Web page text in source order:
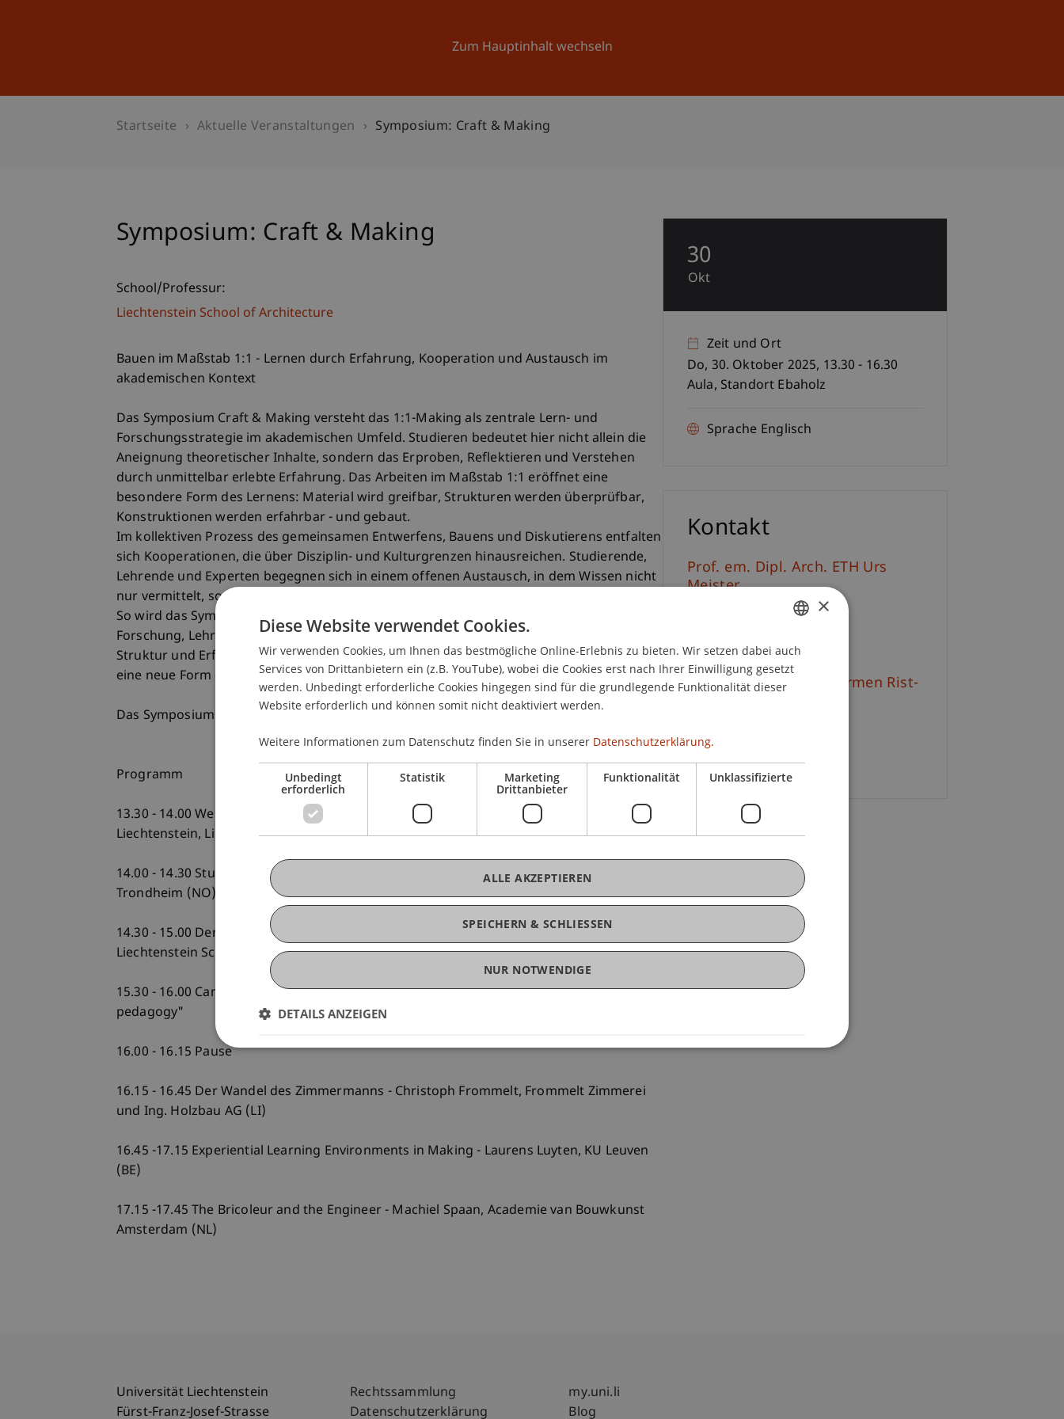
Zum Hauptinhalt wechseln
Universität Aktuelles
Startseite Aktuelle Veranstaltungen Symposium: Craft & Making
Symposium: Craft & Making
School/Professur:
Liechtenstein School of Architecture
Bauen im Maßstab 1:1 - Lernen durch Erfahrung, Kooperation und Austausch im
akademischen Kontext
Das Symposium Craft & Making versteht das 1:1-Making als zentrale Lern- und
Forschungsstrategie im akademischen Umfeld. Studieren bedeutet hier nicht allein die
Aneignung theoretischer Inhalte, sondern das Erproben, Reflektieren und Verstehen
durch unmittelbar erlebte Erfahrung. Das Arbeiten im Maßstab 1:1 eröffnet eine
besondere Form des Lernens: Material wird greifbar, Strukturen werden überprüfbar,
Konstruktionen werden erfahrbar - und gebaut.
Im kollektiven Prozess des gemeinsamen Entwerfens, Bauens und Diskutierens entfalten
sich Kooperationen, die über Disziplin- und Kulturgrenzen hinausreichen. Studierende,
Lehrende und Experten begegnen sich in einem offenen Austausch, in dem Wissen nicht
nur vermittelt, sondern im Tun gemeinsam generiert wird.
So wird das Symposium zu einem akademischen Labor, das die Grenze zwischen
Forschung, Lehre und Praxis auflöst: ein Raum, in dem sich Handwerk und Theorie,
Struktur und Erfahrung, Gemeinschaft und Erkenntnis verschränken - und in dem sich
eine neue Form des Studierens im Maßstab 1:1 entwickelt.
Das Symposium findet auf Englisch statt.
Programm
13.30 - 14.00 Welcome and Intro by Urs Meister & Carmen Rist-Stadelmann, Universität
Liechtenstein, Liechtenstein School of Architecture, Craft & Structure Unit
14.00 - 14.30 Student Workshops at NTNU / Learning from Wood - August Schmid, NTNU
Trondheim (NO)
14.30 - 15.00 Der Ebaholz Bauprozess - Francis Dietz, Universität Liechtenstein,
Liechtenstein School of Architecture
15.30 - 16.00 Camille Fauvel, EPFL Lausanne (CH) "To maintain, care in design and
pedagogy"
16.00 - 16.15 Pause
16.15 - 16.45 Der Wandel des Zimmermanns - Christoph Frommelt, Frommelt Zimmerei
und Ing. Holzbau AG (LI)
16.45 -17.15 Experiential Learning Environments in Making - Laurens Luyten, KU Leuven
(BE)
17.15 -17.45 The Bricoleur and the Engineer - Machiel Spaan, Academie van Bouwkunst
Amsterdam (NL)
30
Okt
Zeit und Ort
Do, 30. Oktober 2025, 13.30 - 16.30
Aula, Standort Ebaholz
Sprache Englisch
Kontakt
Prof. em. Dipl. Arch. ETH Urs
Meister
+41 44 271 89 72
Dipl.-Ing. Dr. techn. Carmen Rist-
Universität Liechtenstein
Fürst-Franz-Josef-Strasse
Fußzeile Rechtliche Hinweise
Rechtssammlung
Datenschutzerklärung
Fußzeile Subdomain-Verzeichnis
my.uni.li
Blog
GERMAN
ENGLISH
×
Diese Website verwendet Cookies.
Wir verwenden Cookies, um Ihnen das bestmögliche Online-Erlebnis zu bieten. Wir setzen dabei auch
Services von Drittanbietern ein (z.B. YouTube), wobei die Cookies erst nach Ihrer Einwilligung gesetzt
werden. Unbedingt erforderliche Cookies hingegen sind für die grundlegende Funktionalität dieser
Website erforderlich und können somit nicht deaktiviert werden.
Weitere Informationen zum Datenschutz finden Sie in unserer Datenschutzerklärung.
Unbedingt
erforderlich
Statistik Marketing
Drittanbieter
Funktionalität Unklassifizierte
SPEICHERN & SCHLIESSEN
ALLE AKZEPTIEREN
NUR NOTWENDIGE
DETAILS ANZEIGEN